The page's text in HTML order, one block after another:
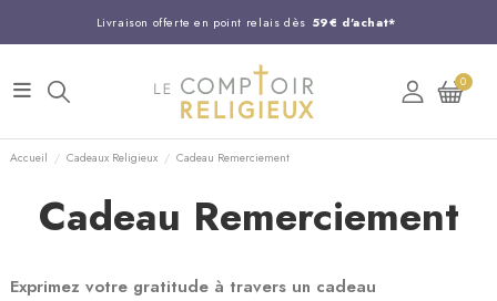
Livraison offerte en point relais dès 59€ d'achat*
Entreprise Française familiale
Support client disponible au 03 20 24 74 15
Commandez avant 14H, expédition le jour même !
0
Accueil Cadeaux Religieux Cadeau Remerciement
Cadeau Remerciement
Exprimez votre gratitude à travers un cadeau